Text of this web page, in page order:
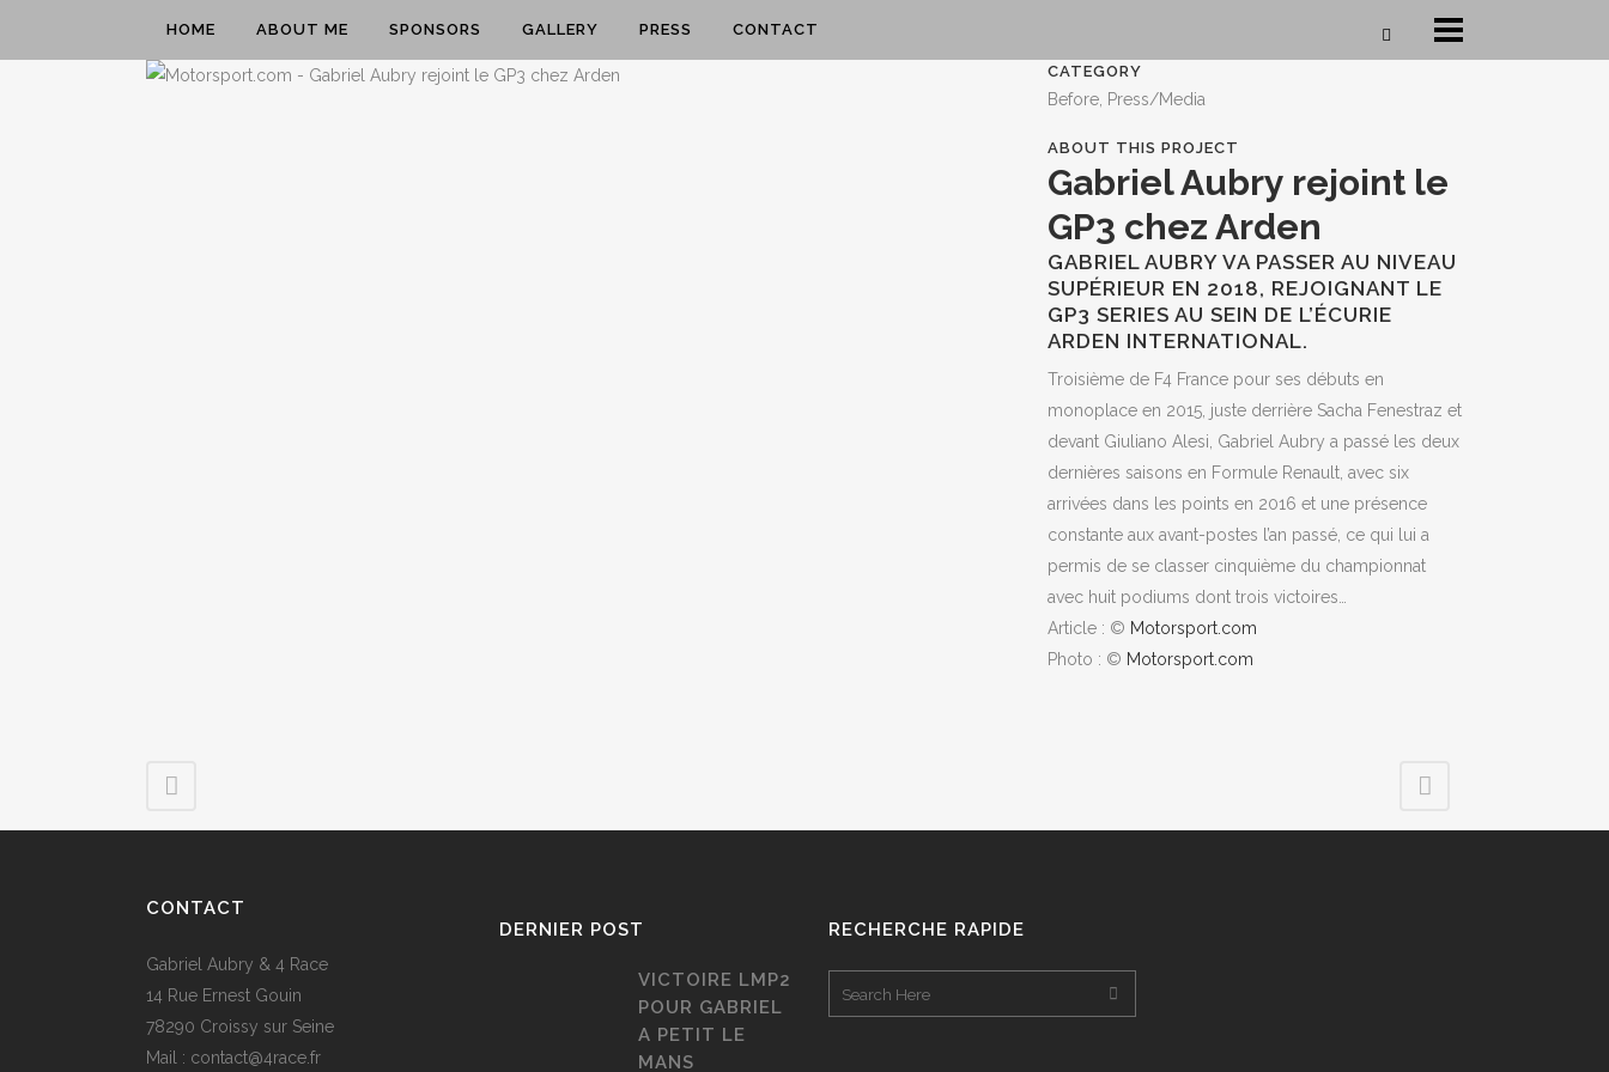
HOME ABOUT ME SPONSORS GALLERY PRESS CONTACT
CATEGORY
Before, Press/Media
ABOUT THIS PROJECT
Gabriel Aubry rejoint le
GP3 chez Arden
GABRIEL AUBRY VA PASSER AU NIVEAU
SUPÉRIEUR EN 2018, REJOIGNANT LE
GP3 SERIES AU SEIN DE L’ÉCURIE
ARDEN INTERNATIONAL.
Troisième de F4 France pour ses débuts en
monoplace en 2015, juste derrière Sacha Fenestraz et
devant Giuliano Alesi, Gabriel Aubry a passé les deux
dernières saisons en Formule Renault, avec six
arrivées dans les points en 2016 et une présence
constante aux avant-postes l’an passé, ce qui lui a
permis de se classer cinquième du championnat
avec huit podiums dont trois victoires…
Article : © Motorsport.com
Photo : © Motorsport.com
CONTACT
Gabriel Aubry & 4 Race
14 Rue Ernest Gouin
78290 Croissy sur Seine
Mail : contact@4race.fr
DERNIER POST
VICTOIRE LMP2
POUR GABRIEL
A PETIT LE
MANS
RECHERCHE RAPIDE